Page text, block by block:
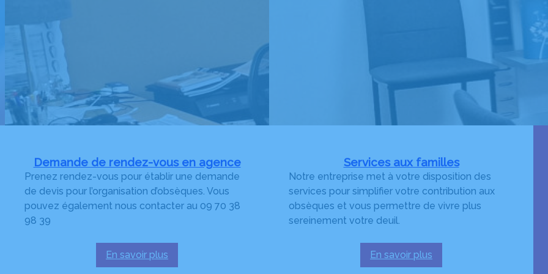
Demande de rendez-vous en agence
Prenez rendez-vous pour établir une demande
de devis pour l’organisation d’obsèques. Vous
pouvez également nous contacter au 09 70 38
98 39
En savoir plus
:
Services aux familles
Notre entreprise met à votre disposition des
services pour simplifier votre contribution aux
obsèques et vous permettre de vivre plus
sereinement votre deuil.
En savoir plus
: